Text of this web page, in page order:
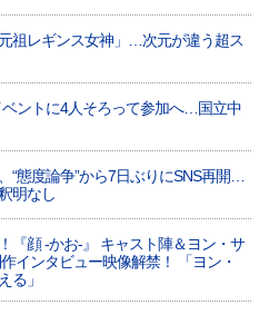
祖レギンス女神」…次元が違う超ス
ベントに4人そろって参加へ…国立中
“態度論争”から7日ぶりにSNS再開…
明なし
『顔 -かお-』 キャスト陣＆ヨン・サ
インタビュー映像解禁！ 「ヨン・
る」